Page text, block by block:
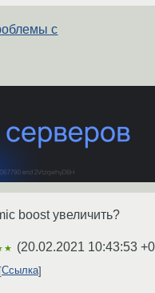
с
boost увеличить?
(20.02.2021 10:43:53
Ссылка